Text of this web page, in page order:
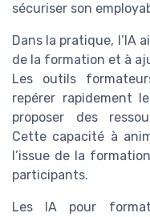
sécuriser son
Dans la pratique, l’IA
de la formation et à
Les outils
repérer rapidement
proposer des
Cette capacité à
l’issue de la
participants.
Les IA pour